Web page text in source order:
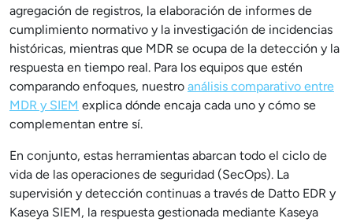
agregación de registros, la elaboración de informes de
cumplimiento normativo y la investigación de incidencias
históricas, mientras que MDR se ocupa de la detección y la
respuesta en tiempo real. Para los equipos que estén
comparando enfoques, nuestro análisis comparativo entre
MDR y SIEM explica dónde encaja cada uno y cómo se
complementan entre sí.
En conjunto, estas herramientas abarcan todo el ciclo de
vida de las operaciones de seguridad (SecOps). La
supervisión y detección continuas a través de Datto EDR y
Kaseya SIEM, la respuesta gestionada mediante Kaseya